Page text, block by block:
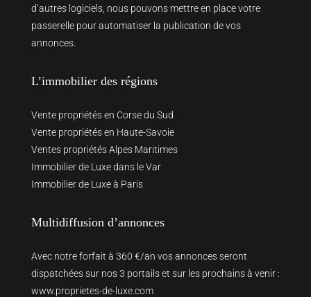
d’autres logiciels, nous pouvons mettre en place votre
passerelle pour automatiser la publication de vos
annonces.
L’immobilier des régions
Vente propriétés en Corse du Sud
Vente propriétés en Haute-Savoie
Ventes propriétés Alpes Maritimes
Immobilier de Luxe dans le Var
Immobilier de Luxe à Paris
Multidiffusion d’annonces
Avec notre forfait à 360 €/an vos annonces seront
dispatchées sur nos 3 portails et sur les prochains à venir :
www.proprietes-de-luxe.com